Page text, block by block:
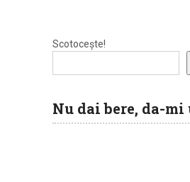
Scotocește!
Nu dai bere, da-mi